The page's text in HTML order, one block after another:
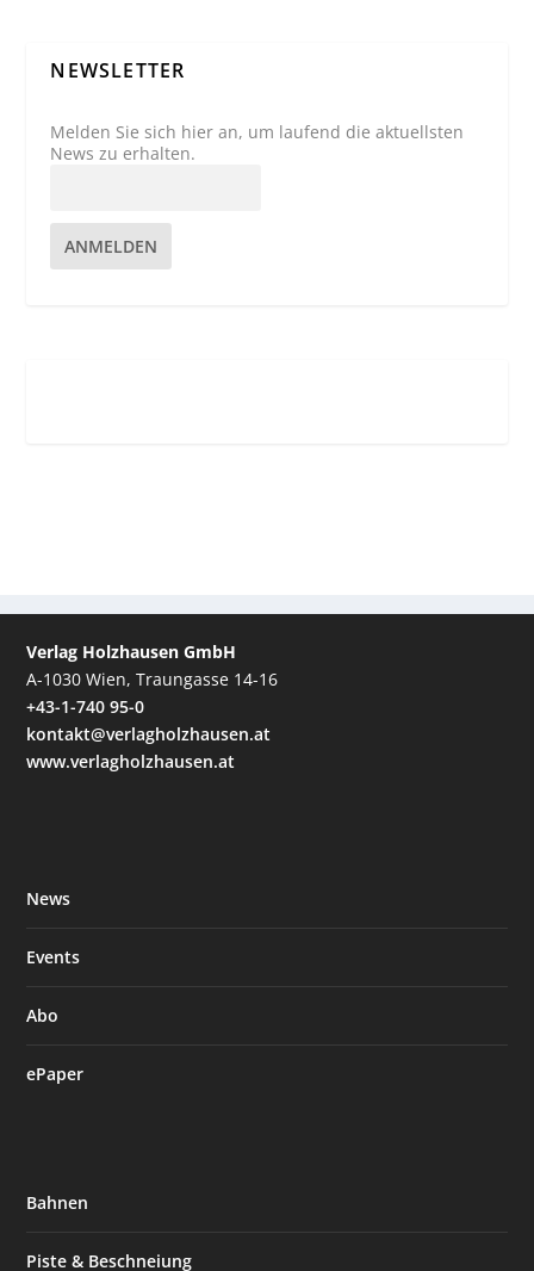
NEWSLETTER
Melden Sie sich hier an, um laufend die aktuellsten
News zu erhalten.
ANMELDEN
Verlag Holzhausen GmbH
A-1030 Wien, Traungasse 14-16
+43-1-740 95-0
kontakt@verlagholzhausen.at
www.verlagholzhausen.at
News
Events
Abo
ePaper
Bahnen
Piste & Beschneiung